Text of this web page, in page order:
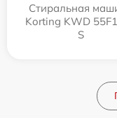
Стиральная
Korting KWD
S